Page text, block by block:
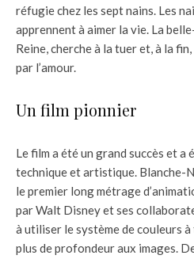
réfugie chez les sept nains. Les
apprennent à aimer la vie. La
Reine, cherche à la tuer et, à la
par l’amour.
Un film pionnier
Le film a été un grand succès et
technique et artistique. Blanche-
le premier long métrage
par Walt Disney et ses
à utiliser le système de couleurs
plus de profondeur aux images.